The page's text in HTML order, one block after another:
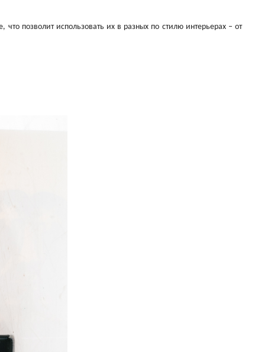
позволит использовать их в разных по стилю интерьерах – от